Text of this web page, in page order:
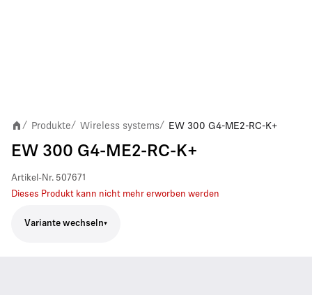
/ Produkte/ Wireless systems/ EW 300 G4-ME2-RC-K+
EW 300 G4-ME2-RC-K+
Artikel-Nr. 507671
Dieses Produkt kann nicht mehr erworben werden
Variante wechseln